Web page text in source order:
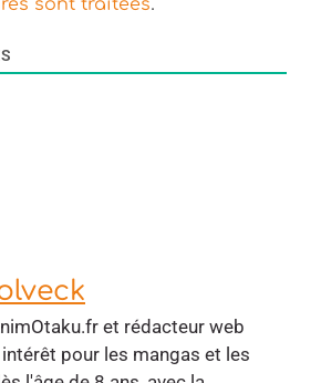
sont traitées
et rédacteur web
pour les mangas et les